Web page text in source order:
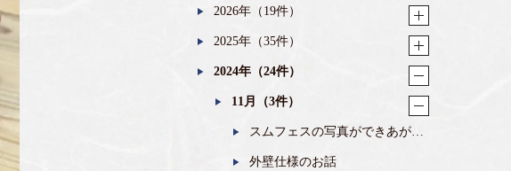
2026年（19件）
2025年（35件）
2024年（24件）
11月（3件）
スムフェスの写真ができあがり
ました！
外壁仕様のお話